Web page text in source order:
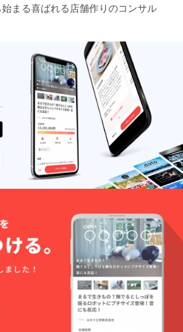
まる喜ばれる店舗作りのコンサル